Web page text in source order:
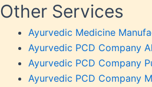
Other Services
Ayurvedic Medicine
Ayurvedic PCD Company
Ayurvedic PCD Company
Ayurvedic PCD Company